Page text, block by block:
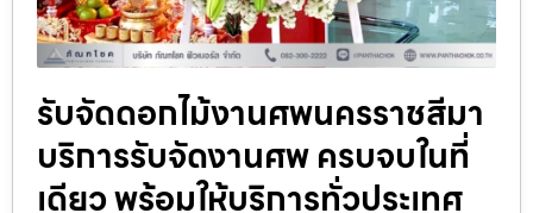
รับจัดดอกไม้งานศพนครราชสีมา
บริการรับจัดงานศพ ครบจบในที่
เดียว พร้อมให้บริการทั่วประเทศ